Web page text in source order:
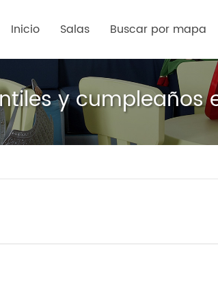
Inicio Salas Buscar por mapa
y cumpleaños